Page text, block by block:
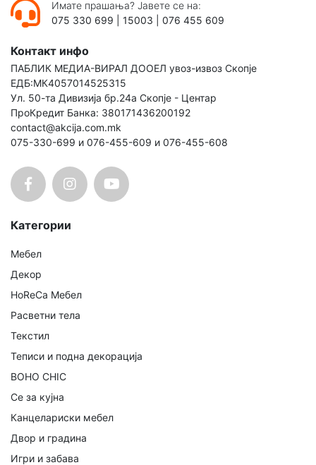
Имате прашања? Јавете се на:
075 330 699
15003 076 455 609
Контакт инфо
ПАБЛИК МЕДИА-ВИРАЛ ДООЕЛ увоз-извоз Скопје
ЕДБ:МК4057014525315
Ул. 50-та Дивизија бр.24а Скопје - Центар
ПроКредит Банка: 380171436200192
contact@akcija.com.mk
075-330-699 и 076-455-609 и 076-455-608
Категории
Мебел
Декор
HoReCa Мебел
Расветни тела
Текстил
Теписи и подна декорација
BOHO CHIC
Се за кујна
Канцелариски мебел
Двор и градина
Игри и забава